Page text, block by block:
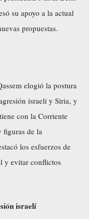
su apoyo a la actual
propuestas.
elogió la postura
israelí y Siria, y
con la Corriente
de la
los esfuerzos de
y evitar conflictos
israelí